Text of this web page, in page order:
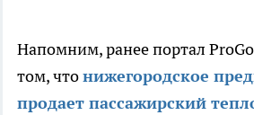
Напомним, ранее портал
том, чтонижегородское
продает пассажирский